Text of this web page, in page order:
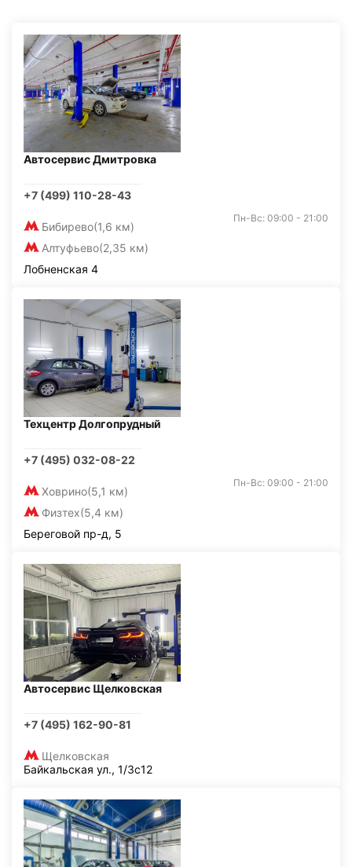
Автосервис Дмитровка
+7 (499) 110-28-43
Бибирево(1,6 км)
Алтуфьево(2,35 км)
Пн-Вс: 09:00 - 21:00
Лобненская 4
Техцентр Долгопрудный
+7 (495) 032-08-22
Ховрино(5,1 км)
Физтех(5,4 км)
Пн-Вс: 09:00 - 21:00
Береговой пр-д, 5
Автосервис Щелковская
+7 (495) 162-90-81
Щелковская
Байкальская ул., 1/3с12